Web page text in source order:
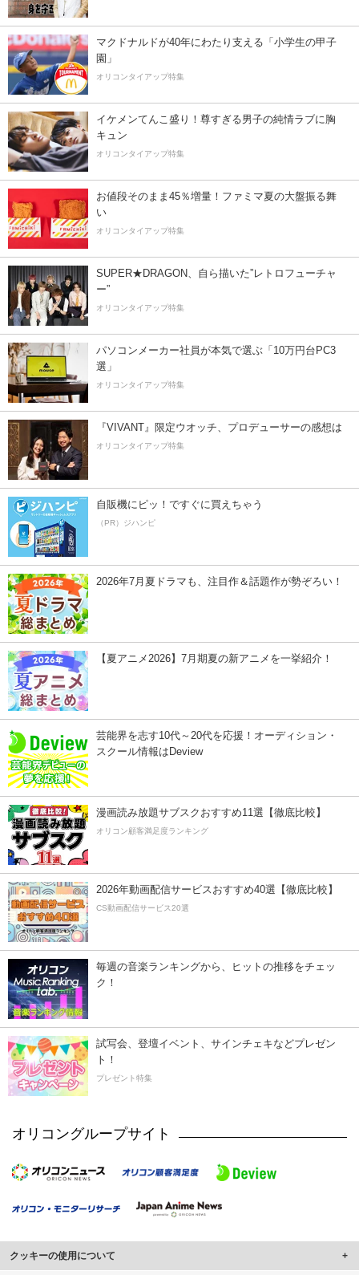
マクドナルドが40年にわたり支える「小学生の甲子
園」
オリコンタイアップ特集
イケメンてんこ盛り！尊すぎる男子の純情ラブに胸
キュン
オリコンタイアップ特集
お値段そのまま45％増量！ファミマ夏の大盤振る舞
い
オリコンタイアップ特集
SUPER★DRAGON、自ら描いた”レトロフューチャ
ー”
オリコンタイアップ特集
パソコンメーカー社員が本気で選ぶ「10万円台PC3
選」
オリコンタイアップ特集
『VIVANT』限定ウオッチ、プロデューサーの感想は
オリコンタイアップ特集
自販機にピッ！ですぐに買えちゃう
（PR）ジハンピ
2026年7月夏ドラマも、注目作＆話題作が勢ぞろい！
【夏アニメ2026】7月期夏の新アニメを一挙紹介！
芸能界を志す10代～20代を応援！オーディション・
スクール情報はDeview
漫画読み放題サブスクおすすめ11選【徹底比較】
オリコン顧客満足度ランキング
2026年動画配信サービスおすすめ40選【徹底比較】
CS動画配信サービス20選
毎週の音楽ランキングから、ヒットの推移をチェッ
ク！
試写会、登壇イベント、サインチェキなどプレゼン
ト！
プレゼント特集
オリコングループサイト
クッキーの使用について